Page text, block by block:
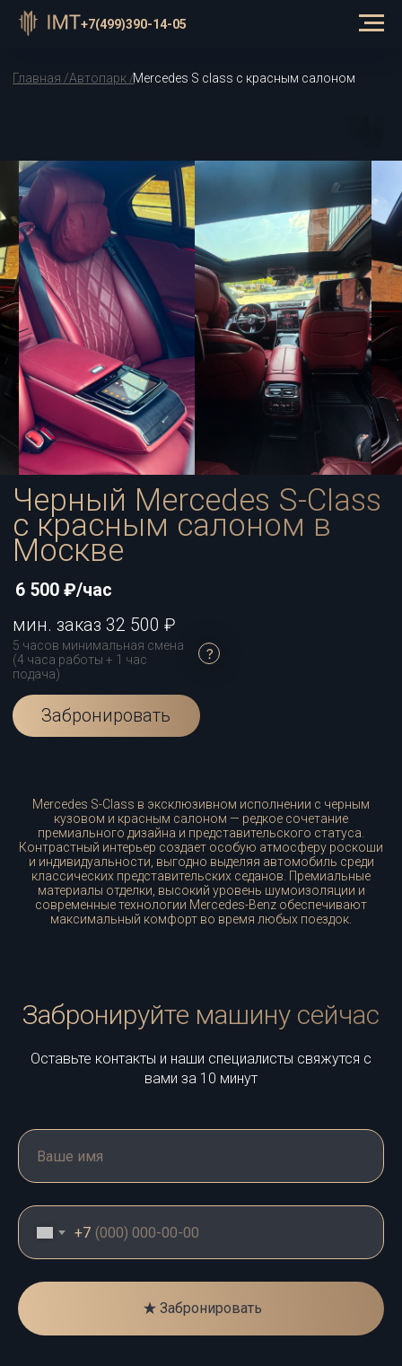
+7(499)390-14-05
Черный Mercedes S-Class
с красным салоном в
Москве
6 500 ₽/час
5 часов минимальная смена
(4 часа работы + 1 час
мин. заказ 32 500 ₽
Забронировать
Mercedes S-Class в эксклюзивном исполнении с черным
кузовом и красным салоном — редкое сочетание
премиального дизайна и представительского статуса.
Контрастный интерьер создает особую атмосферу роскоши
и индивидуальности, выгодно выделяя автомобиль среди
классических представительских седанов. Премиальные
материалы отделки, высокий уровень шумоизоляции и
современные технологии Mercedes-Benz обеспечивают
максимальный комфорт во время любых поездок.
Забронируйте машину сейчас
Оставьте контакты и наши специалисты свяжутся с
вами за 10 минут
+7
Забронировать